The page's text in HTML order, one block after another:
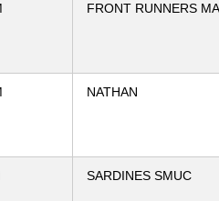
FRONT RUNNERS
NATHAN
SARDINES SMUC